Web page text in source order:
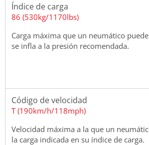
Índice de carga
86 (530kg/1170lbs)
Carga máxima que un neumático
se infla a la presión recomendada.
Código de velocidad
T (190km/h/118mph)
Velocidad máxima a la que un
la carga indicada en su índice de carga.